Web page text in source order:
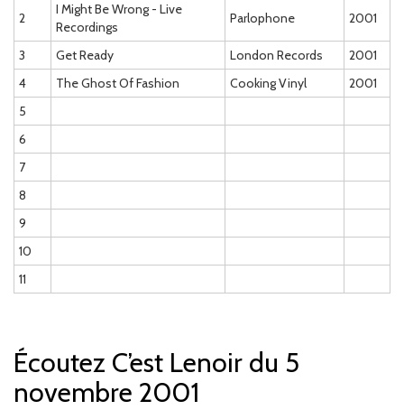
2
I Might Be Wrong - Live
Recordings
Parlophone 2001
3 Get Ready London Records
2001
4
The Ghost Of Fashion Cooking Vinyl
2001
5
6
7
8
9
10
11
Écoutez C’est Lenoir du 5
novembre 2001